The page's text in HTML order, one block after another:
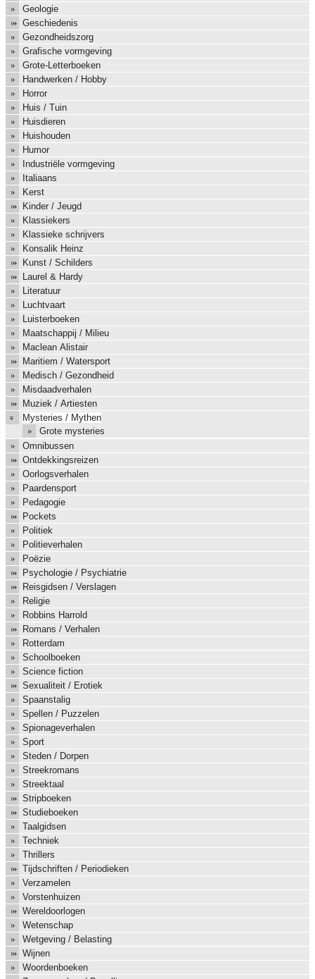
Geologie
Geschiedenis
Gezondheidszorg
Grafische vormgeving
Grote-Letterboeken
Handwerken / Hobby
Horror
Huis / Tuin
Huisdieren
Huishouden
Humor
Industriële vormgeving
Italiaans
Kerst
Kinder / Jeugd
Klassiekers
Klassieke schrijvers
Konsalik Heinz
Kunst / Schilders
Laurel & Hardy
Literatuur
Luchtvaart
Luisterboeken
Maatschappij / Milieu
Maclean Alistair
Maritiem / Watersport
Medisch / Gezondheid
Misdaadverhalen
Muziek / Artiesten
Mysteries / Mythen
Grote mysteries
Omnibussen
Ontdekkingsreizen
Oorlogsverhalen
Paardensport
Pedagogie
Pockets
Politiek
Politieverhalen
Poëzie
Psychologie / Psychiatrie
Reisgidsen / Verslagen
Religie
Robbins Harrold
Romans / Verhalen
Rotterdam
Schoolboeken
Science fiction
Sexualiteit / Erotiek
Spaanstalig
Spellen / Puzzelen
Spionageverhalen
Sport
Steden / Dorpen
Streekromans
Streektaal
Stripboeken
Studieboeken
Taalgidsen
Techniek
Thrillers
Tijdschriften / Periodieken
Verzamelen
Vorstenhuizen
Wereldoorlogen
Wetenschap
Wetgeving / Belasting
Wijnen
Woordenboeken